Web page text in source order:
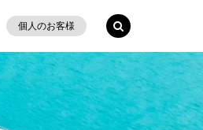
個人のお客様